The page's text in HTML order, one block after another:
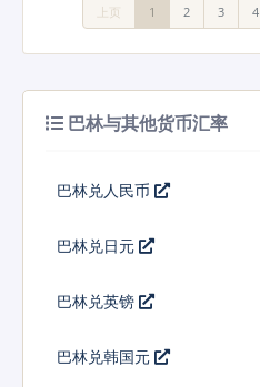
上页 1 2 3 4
巴林与其他货币汇率
巴林兑人民币
巴林兑日元
巴林兑英镑
巴林兑韩国元